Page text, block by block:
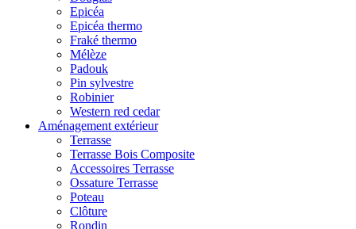
Epicéa
Epicéa thermo
Fraké thermo
Mélèze
Padouk
Pin sylvestre
Robinier
Western red cedar
Aménagement extérieur
Terrasse
Terrasse Bois Composite
Accessoires Terrasse
Ossature Terrasse
Poteau
Clôture
Rondin